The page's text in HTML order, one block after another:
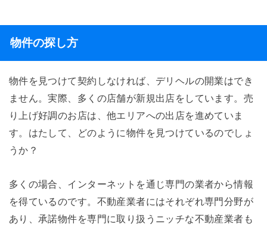
物件の探し方
物件を見つけて契約しなければ、デリヘルの開業はでき
ません。実際、多くの店舗が新規出店をしています。売
り上げ好調のお店は、他エリアへの出店を進めていま
す。はたして、どのように物件を見つけているのでしょ
うか？
多くの場合、インターネットを通じ専門の業者から情報
を得ているのです。不動産業者にはそれぞれ専門分野が
あり、承諾物件を専門に取り扱うニッチな不動産業者も